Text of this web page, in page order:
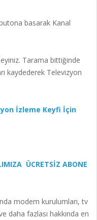
butona basarak Kanal
Tarama bittiğinde
kaydederek Televizyon
İzleme Keyfi İçin
ÜCRETSİZ ABONE
modem kurulumları, tv
daha fazlası hakkında en